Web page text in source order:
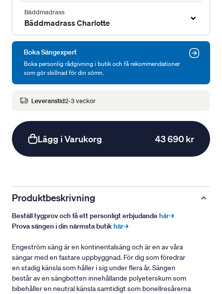
Bäddmadrass
Bäddmadrass Charlotte
Boka Sängexpert
Boka personlig rådgivning i butik och få rekommendationer
som gör skillnad för din sömn.
Leveranstid2-3 veckor
Lägg i Varukorg 43 690 kr
Produktbeskrivning
Beställ tygprov och få ett personligt erbjudandehär→
Prova sängen i din närmsta butikhär→
Engeström säng är en kontinentalsäng och är en av våra
sängar med en fastare uppbyggnad. För dig som föredrar
en stadig känsla som håller i sig under flera år. Sängen
består av en sängbotten innehållande polyeterskum som
bibehåller en neutral känsla samtidigt som bonellresårerna